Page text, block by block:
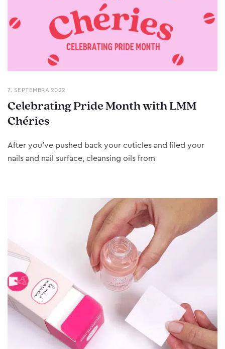
7. SEPTEMBRA 2022
Celebrating Pride Month with LMM
Chéries
After you’ve pushed back your cuticles and filed your
nails and nail surface, cleansing oils from